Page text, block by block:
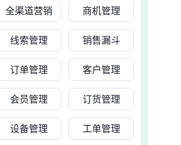
全渠道营销 商机管理
线索管理 销售漏斗
订单管理 客户管理
会员管理 订货管理
设备管理 工单管理